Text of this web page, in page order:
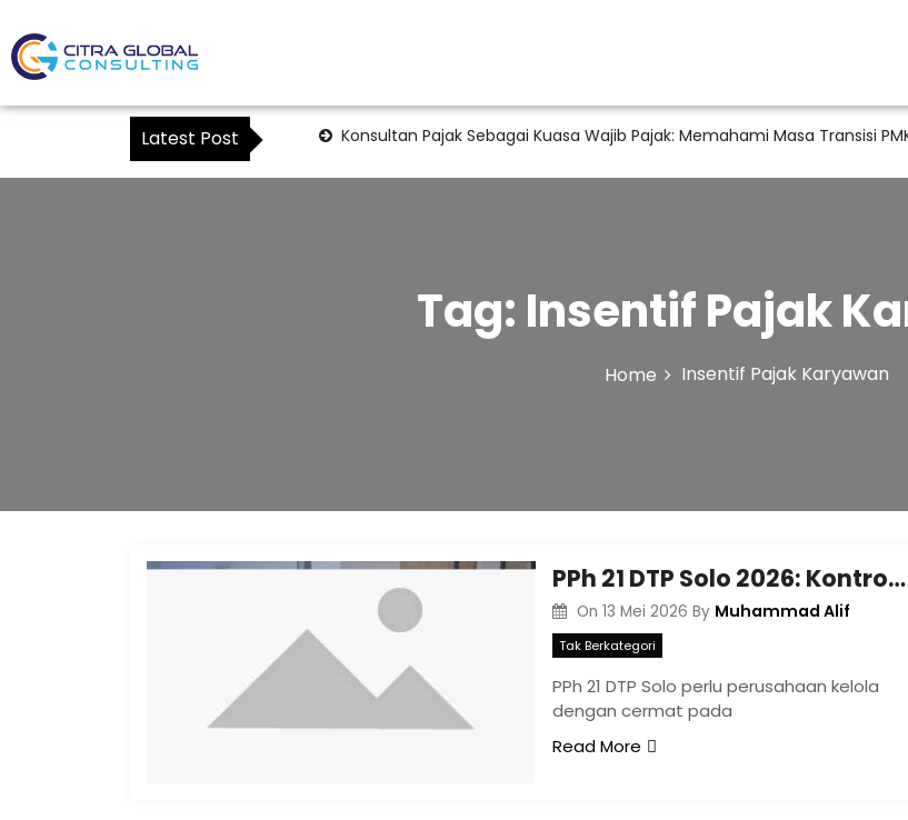
Latest Post Konsultan Pajak Sebagai Kuasa Wajib Pajak: Memahami Masa Transisi
Tag: Insentif Pajak
Home Insentif Pajak Karyawan
PPh 21 DTP Solo 2026: Kontrol Payroll agar Insentif Karyawan Tetap Aman
On 13 Mei 2026 By Muhammad Alif
Tak Berkategori
PPh 21 DTP Solo perlu perusahaan kelola
dengan cermat pada
Read More